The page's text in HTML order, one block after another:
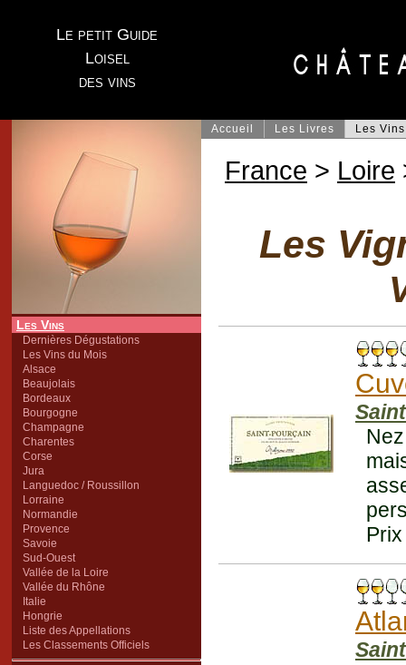
Le petit Guide
Loisel
des vins
Les Vins
Dernières Dégustations
Les Vins du Mois
Alsace
Beaujolais
Bordeaux
Bourgogne
Champagne
Charentes
Corse
Jura
Languedoc / Roussillon
Lorraine
Normandie
Provence
Savoie
Sud-Ouest
Vallée de la Loire
Vallée du Rhône
Italie
Hongrie
Liste des Appellations
Les Classements Officiels
Accueil Les Livres Les Vins
France > Loire
Les